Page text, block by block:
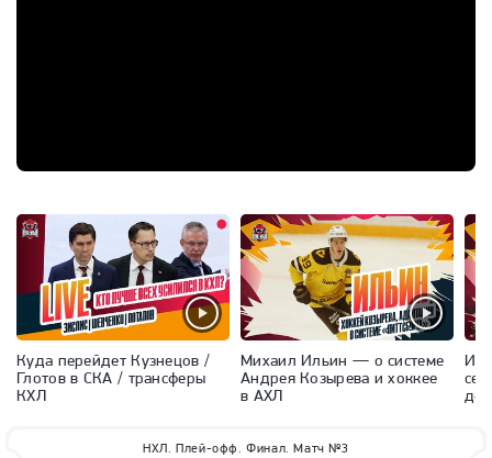
Куда перейдет Кузнецов /
Глотов в СКА / трансферы
КХЛ
Михаил Ильин — о системе
Андрея Козырева и хоккее
в АХЛ
НХЛ. Плей-офф. Финал. Матч №3